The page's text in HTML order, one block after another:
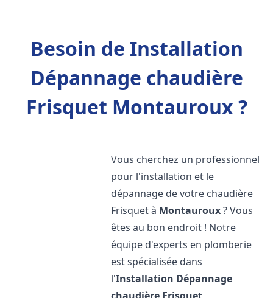
Besoin de Installation
Dépannage chaudière
Frisquet Montauroux ?
Vous cherchez un professionnel
pour l'installation et le
dépannage de votre chaudière
Frisquet à Montauroux? Vous
êtes au bon endroit ! Notre
équipe d'experts en plomberie
est spécialisée dans
l'Installation Dépannage